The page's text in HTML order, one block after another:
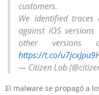
customers.
We identified traces
against iOS
other versions
https://t.co/
— Citizen Lab
El malware se propagó a